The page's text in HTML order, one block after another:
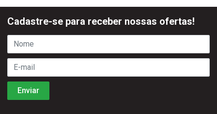
Cadastre-se para receber nossas ofertas!